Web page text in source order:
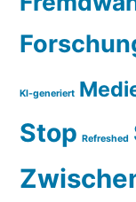
KI-generiert
Stop Refreshed